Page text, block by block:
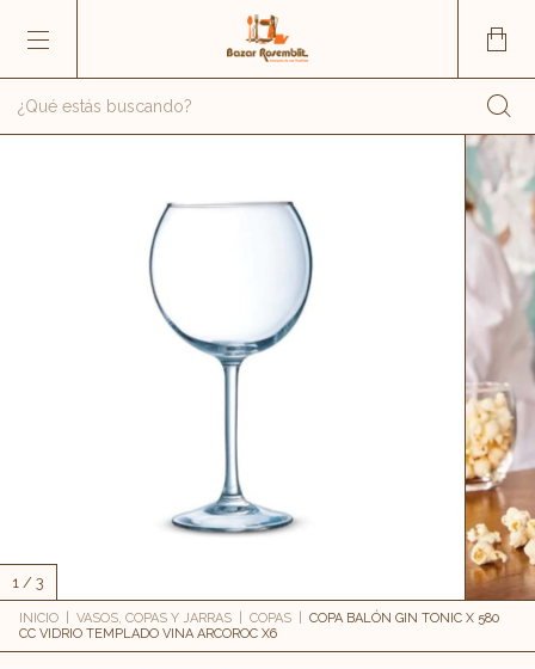
1 / 3
INICIO VASOS, COPAS Y JARRAS COPAS
COPA BALÓN GIN TONIC X 580
CC VIDRIO TEMPLADO VINA ARCOROC X6